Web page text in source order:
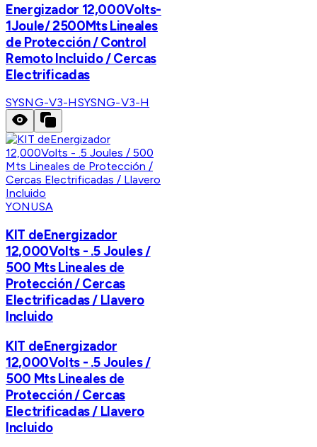
Energizador 12,000Volts-
1Joule/ 2500Mts Lineales
de Protección / Control
Remoto Incluido / Cercas
Electrificadas
SYSNG-V3-HSYSNG-V3-H
YONUSA
KIT deEnergizador
12,000Volts - .5 Joules /
500 Mts Lineales de
Protección / Cercas
Electrificadas / Llavero
Incluido
KIT deEnergizador
12,000Volts - .5 Joules /
500 Mts Lineales de
Protección / Cercas
Electrificadas / Llavero
Incluido